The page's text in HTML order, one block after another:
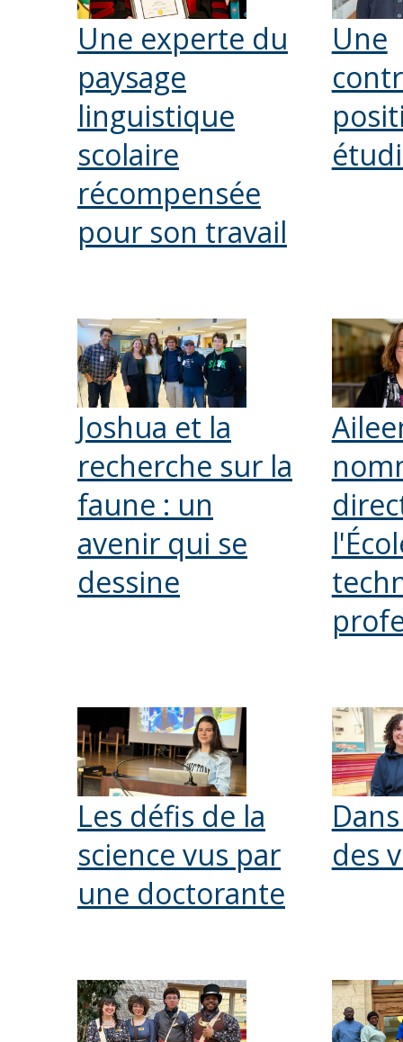
Une experte du
paysage
linguistique
scolaire
récompensée
pour son travail
Une
Joshua et la
recherche sur la
faune : un
avenir qui se
dessine
Les défis de la
science vus par
une doctorante
des